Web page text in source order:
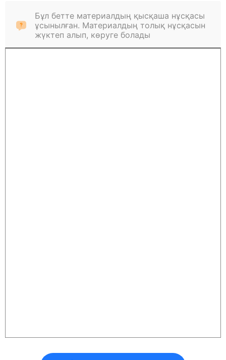
Бұл бетте материалдың қысқаша нұсқасы
ұсынылған. Материалдың толық нұсқасын
жүктеп алып, көруге болады